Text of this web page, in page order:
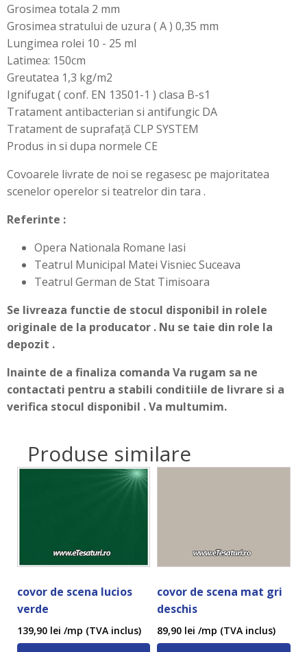
Grosimea totala 2 mm
Grosimea stratului de uzura ( A ) 0,35 mm
Lungimea rolei 10 - 25 ml
Latimea: 150cm
Greutatea 1,3 kg/m2
Ignifugat ( conf. EN 13501-1 ) clasa B-s1
Tratament antibacterian si antifungic DA
Tratament de suprafață CLP SYSTEM
Produs in si dupa normele CE
Covoarele livrate de noi se regasesc pe majoritatea
scenelor operelor si teatrelor din tara .
Referinte :
Opera Nationala Romane Iasi
Teatrul Municipal Matei Visniec Suceava
Teatrul German de Stat Timisoara
Se livreaza functie de stocul disponibil in rolele
originale de la producator . Nu se taie din role la
depozit .
Inainte de a finaliza comanda Va rugam sa ne
contactati pentru a stabili conditiile de livrare si a
verifica stocul disponibil . Va multumim.
Produse similare
covor de scena lucios
verde
139,90 lei /mp (TVA inclus)
covor de scena mat gri
deschis
89,90 lei /mp (TVA inclus)